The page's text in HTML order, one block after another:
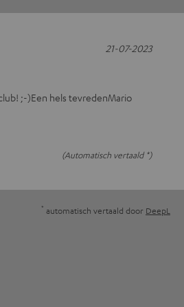
;-)Een hels tevredenMario
(Automatisch vertaald *)
21-07-2023
* automatisch vertaald door DeepL